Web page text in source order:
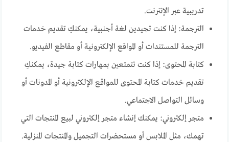
تدريبية عبر الإنترنت.
الترجمة: إذا كنت تجيدين لغة أجنبية، يمكنكِ تقديم خدمات
الترجمة للمستندات أو المواقع الإلكترونية أو مقاطع الفيديو.
كتابة المحتوى: إذا كنت تتمتعين بمهارات كتابة جيدة، يمكنكِ
تقديم خدمات كتابة المحتوى للمواقع الإلكترونية أو المدونات أو
وسائل التواصل الاجتماعي.
متجر إلكتروني: يمكنك إنشاء متجر إلكتروني لبيع المنتجات التي
تهمك، مثل الملابس أو مستحضرات التجميل والمنتجات المنزلية.